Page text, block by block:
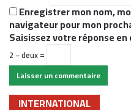
Enregistrer mon nom,
navigateur pour mon
Saisissez votre réponse
2 − deux =
INTERNATIONAL